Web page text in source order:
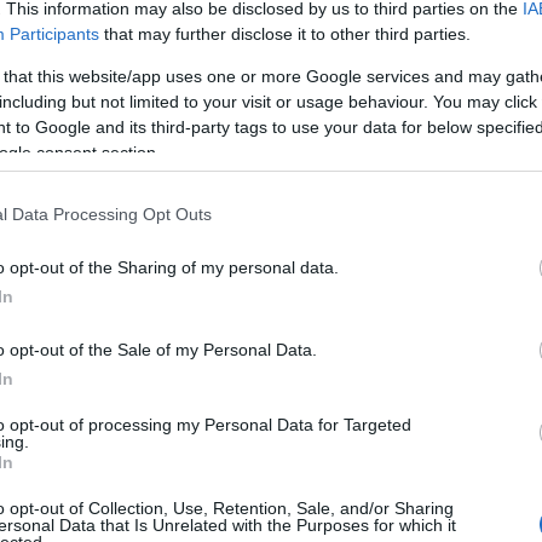
This information may also be disclosed by us to third parties on the
Participants that may further disclose it to other third parties.
that this website/app uses one or more Google services and may
but not limited to your visit or usage behaviour. You may
to Google and its third-party tags to use your data for below
consent section.
Data Processing Opt Outs
opt-out of the Sharing of my personal data.
opt-out of the Sale of my Personal Data.
opt-out of processing my Personal Data for Targeted
opt-out of Collection, Use, Retention, Sale, and/or Sharing
Data that Is Unrelated with the Purposes for which it
tu-